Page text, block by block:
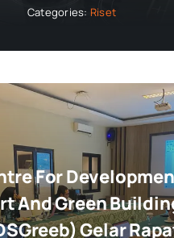
Categories: Riset
For
And Green
Gelar